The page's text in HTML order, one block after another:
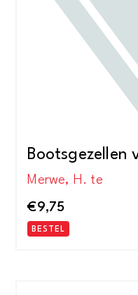
Bootsgezellen
Merwe, H. te
€9,75
BESTEL